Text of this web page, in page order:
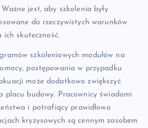
jest, aby szkolenia były
do rzeczywistych warunków
ich skuteczność.
szkoleniowych modułów na
postępowania w przypadku
może dodatkowo zwiększyć
placu budowy. Pracownicy świadomi
i potrafiący prawidłowo
kryzysowych są cennym zasobem